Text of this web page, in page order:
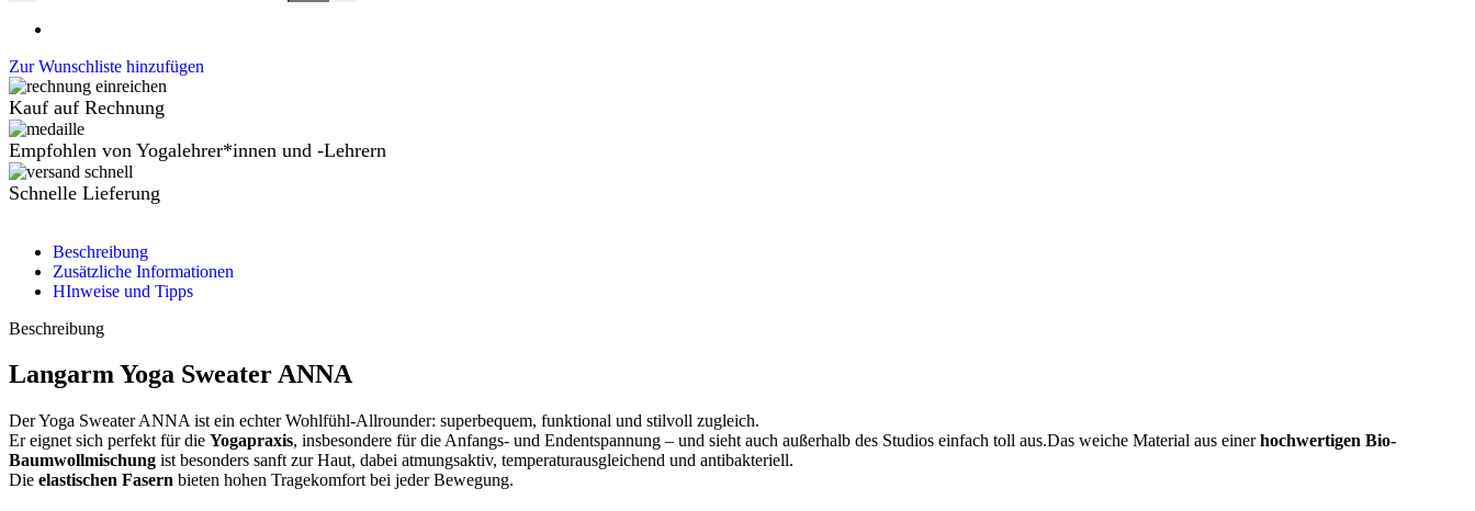
Zur Wunschliste hinzufügen
Kauf auf Rechnung
Empfohlen von Yogalehrer*innen und -Lehrern
Schnelle Lieferung
Beschreibung
Zusätzliche Informationen
HInweise und Tipps
Beschreibung
Langarm Yoga Sweater ANNA
DerYoga Sweater ANNA ist ein echter Wohlfühl-Allrounder: superbequem, funktional und stilvoll zugleich.
Er eignet sich perfekt für die Yogapraxis, insbesondere für die Anfangs- und Endentspannung – und sieht auch außerhalb des Studios einfach toll aus.Das weiche Material aus einerhochwertigen Bio-
Baumwollmischung ist besonders sanft zur Haut, dabei atmungsaktiv, temperaturausgleichend und antibakteriell.
Die elastischen Fasern bieten hohen Tragekomfort bei jeder Bewegung.